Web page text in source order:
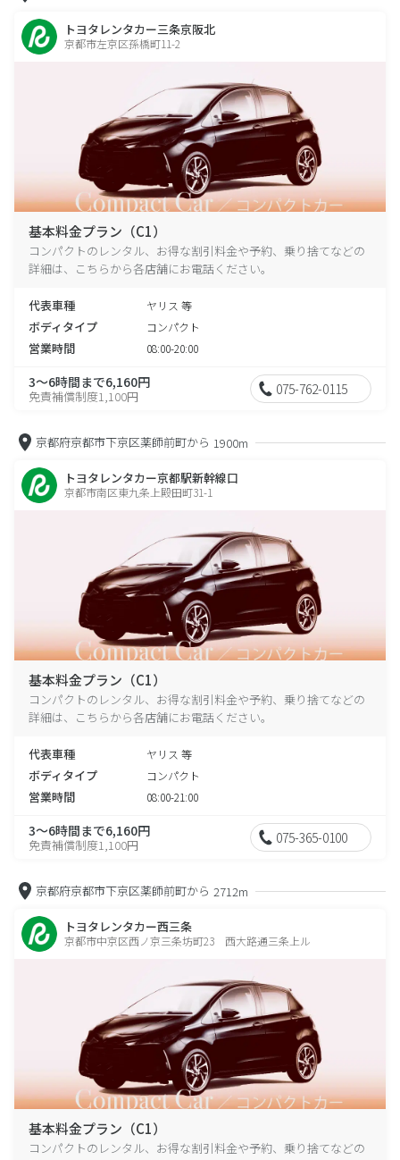
トヨタレンタカー三条京阪北
京都市左京区孫橋町11-2
基本料金プラン（C1）
コンパクトのレンタル、お得な割引料金や予約、乗り捨てなどの
詳細は、こちらから各店舗にお電話ください。
代表車種 ヤリス 等
ボディタイプ コンパクト
営業時間 08:00-20:00
3～6時間まで6,160円
免責補償制度1,100円 075-762-0115
京都府京都市下京区薬師前町から 1900m
トヨタレンタカー京都駅新幹線口
京都市南区東九条上殿田町31-1
基本料金プラン（C1）
コンパクトのレンタル、お得な割引料金や予約、乗り捨てなどの
詳細は、こちらから各店舗にお電話ください。
代表車種 ヤリス 等
ボディタイプ コンパクト
営業時間 08:00-21:00
3～6時間まで6,160円
免責補償制度1,100円 075-365-0100
京都府京都市下京区薬師前町から 2712m
トヨタレンタカー西三条
京都市中京区西ノ京三条坊町23 西大路通三条上ル
基本料金プラン（C1）
コンパクトのレンタル、お得な割引料金や予約、乗り捨てなどの